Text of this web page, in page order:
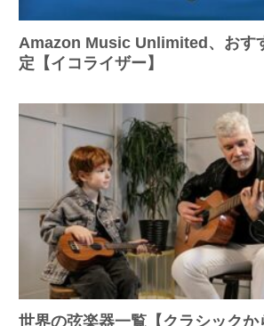
Amazon Music Unlimited、おす
定【イコライザー】
世界の弦楽器一覧【クラシックか